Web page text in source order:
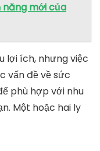
mới của
lợi ích, nhưng việc
vấn đề về sức
phù hợp với nhu
Một hoặc hai ly